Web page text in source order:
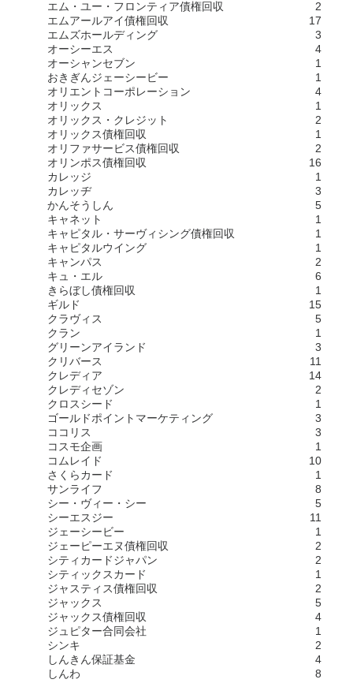
エム・ユー・フロンティア債権回収
2
エムアールアイ債権回収
17
エムズホールディング
3
オーシーエス
4
オーシャンセブン
1
おきぎんジェーシービー
1
オリエントコーポレーション
4
オリックス
1
オリックス・クレジット
2
オリックス債権回収
1
オリファサービス債権回収
2
オリンポス債権回収
16
カレッジ
1
カレッヂ
3
かんそうしん
5
キャネット
1
キャピタル・サーヴィシング債権回収
1
キャピタルウイング
1
キャンパス
2
キュ・エル
6
きらぼし債権回収
1
ギルド
15
クラヴィス
5
クラン
1
グリーンアイランド
3
クリバース
11
クレディア
14
クレディセゾン
2
クロスシード
1
ゴールドポイントマーケティング
3
ココリス
3
コスモ企画
1
コムレイド
10
さくらカード
1
サンライフ
8
シー・ヴィー・シー
5
シーエスジー
11
ジェーシービー
1
ジェーピーエヌ債権回収
2
シティカードジャパン
2
シティックスカード
1
ジャスティス債権回収
2
ジャックス
5
ジャックス債権回収
4
ジュピター合同会社
1
シンキ
2
しんきん保証基金
4
しんわ
8